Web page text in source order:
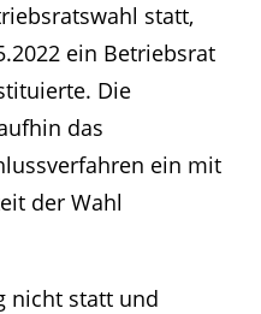
statt,
ein Betriebsrat
Die
das
ein mit
der Wahl
nicht statt und